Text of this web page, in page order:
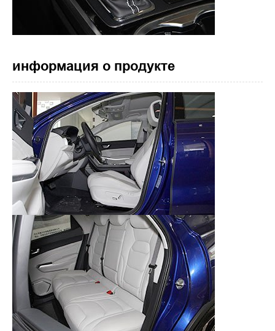
информация о продукте